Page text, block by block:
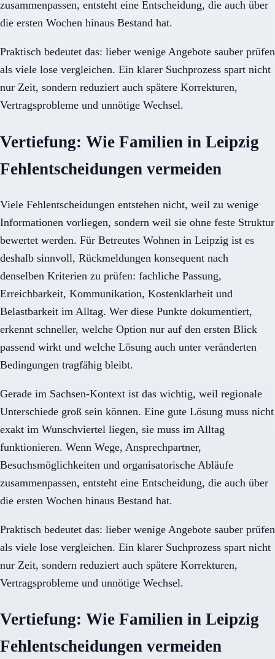
zusammenpassen, entsteht eine Entscheidung, die auch über
die ersten Wochen hinaus Bestand hat.
Praktisch bedeutet das: lieber wenige Angebote sauber prüfen
als viele lose vergleichen. Ein klarer Suchprozess spart nicht
nur Zeit, sondern reduziert auch spätere Korrekturen,
Vertragsprobleme und unnötige Wechsel.
Vertiefung: Wie Familien in Leipzig
Fehlentscheidungen vermeiden
Viele Fehlentscheidungen entstehen nicht, weil zu wenige
Informationen vorliegen, sondern weil sie ohne feste Struktur
bewertet werden. Für Betreutes Wohnen in Leipzig ist es
deshalb sinnvoll, Rückmeldungen konsequent nach
denselben Kriterien zu prüfen: fachliche Passung,
Erreichbarkeit, Kommunikation, Kostenklarheit und
Belastbarkeit im Alltag. Wer diese Punkte dokumentiert,
erkennt schneller, welche Option nur auf den ersten Blick
passend wirkt und welche Lösung auch unter veränderten
Bedingungen tragfähig bleibt.
Gerade im Sachsen-Kontext ist das wichtig, weil regionale
Unterschiede groß sein können. Eine gute Lösung muss nicht
exakt im Wunschviertel liegen, sie muss im Alltag
funktionieren. Wenn Wege, Ansprechpartner,
Besuchsmöglichkeiten und organisatorische Abläufe
zusammenpassen, entsteht eine Entscheidung, die auch über
die ersten Wochen hinaus Bestand hat.
Praktisch bedeutet das: lieber wenige Angebote sauber prüfen
als viele lose vergleichen. Ein klarer Suchprozess spart nicht
nur Zeit, sondern reduziert auch spätere Korrekturen,
Vertragsprobleme und unnötige Wechsel.
Vertiefung: Wie Familien in Leipzig
Fehlentscheidungen vermeiden